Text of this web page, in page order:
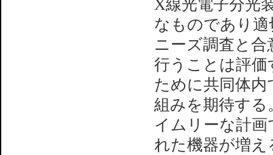
X線光電子分光
なものであり
ニーズ調査と
行うことは評価
ために共同体
組みを期待する
イムリーな計
れた機器が増